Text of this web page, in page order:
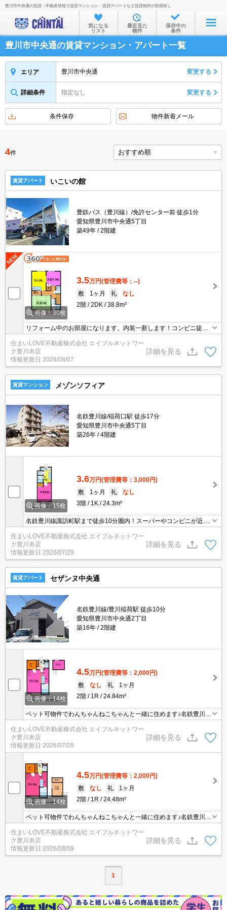
お部屋を探す
沿線・駅から
住所から
物件特集から
不動産会社から
TOP
豊川市中央通の賃貸・不動産情報で賃貸マンション・賃貸アパートなど賃貸物件の部屋探し
気になる
リスト
最近見た
物件
保存中の
条件
豊川市中央通の賃貸マンション・アパート一覧
エリア 豊川市中央通 変更する
詳細条件 指定なし 変更する
条件保存 物件新着メール
4件
賃貸アパート いこいの館
豊鉄バス（豊川線）/免許センター前 徒歩1分
愛知県豊川市中央通5丁目
築49年
2階建
画像：30枚
3.5万円(管理費等：--)
敷
1ヶ月 礼
なし
2階
2DK 38.8m²
リフォーム中のお部屋になります。内装一新します！コンビニ徒歩
住まいLOVE不動産株式会社 エイブルネットワー
ク豊川本店
情報更新日 2026/08/07
詳細を見る
賃貸マンション メゾンソフィア
名鉄豊川線/稲荷口駅 徒歩17分
愛知県豊川市中央通5丁目
築26年
4階建
画像：15枚
3.6万円(管理費等：3,000円)
敷
1ヶ月 礼
なし
3階
1K 24.3m²
名鉄豊川線諏訪町駅まで徒歩10分圏内！スーパーやコンビニが近
住まいLOVE不動産株式会社 エイブルネットワー
ク豊川本店
情報更新日 2026/07/29
詳細を見る
賃貸アパート セザンヌ中央通
名鉄豊川線/豊川稲荷駅 徒歩10分
愛知県豊川市中央通2丁目
築16年
2階建
画像：14枚
4.5万円(管理費等：2,000円)
敷
なし 礼
1ヶ月
2階
1R 24.84m²
ペット可物件でわんちゃんねこちゃんと一緒に住めます♪名鉄豊川線
便利なエリアです☆
住まいLOVE不動産株式会社 エイブルネットワー
ク豊川本店
情報更新日 2026/07/29
詳細を見る
画像：14枚
4.5万円(管理費等：2,000円)
敷
なし 礼
1ヶ月
2階
1R 24.48m²
ペット可物件でわんちゃんねこちゃんと一緒に住めます♪名鉄豊川線
便利なエリアです☆
住まいLOVE不動産株式会社 エイブルネットワー
ク豊川本店
情報更新日 2026/08/09
詳細を見る
1